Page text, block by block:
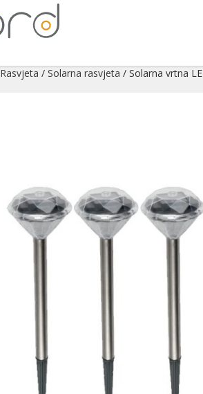
Pogledajte
AKCIJA!
materijali
Rasvjeta / Solarna rasvjeta / Solarna vrtna